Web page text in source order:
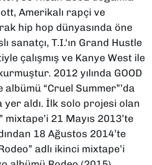
Amerikalı rapçi ve
hip hop dünyasında öne
sanatçı, T.I.'ın Grand Hustle
çalışmış ve Kanye West ile
2012 yılında GOOD
“Cruel Summer”’da
yer aldı. İlk solo projesi olan
mixtape’i 21 Mayıs 2013’te
18 Ağustos 2014’te
adlı ikinci mixtape’i